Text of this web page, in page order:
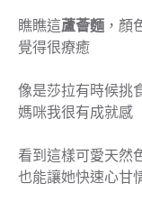
瞧瞧這蘆薈麵 ，顏
覺得很療癒
像是莎拉有時候挑
媽咪我很有成就感
看到這樣可愛天然
也能讓她快速心甘